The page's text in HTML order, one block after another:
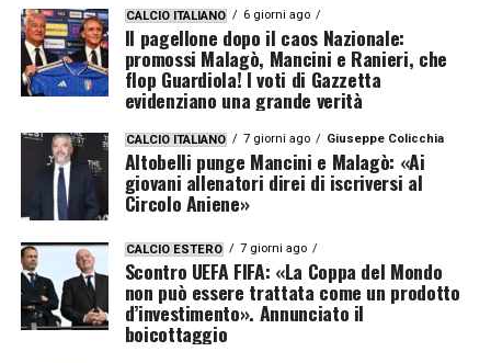
CALCIO ITALIANO 6 giorni ago
Il pagellone dopo il caos Nazionale:
promossi Malagò, Mancini e Ranieri, che
flop Guardiola! I voti di Gazzetta
evidenziano una grande verità
CALCIO ITALIANO 7 giorni ago Giuseppe Colicchia
Altobelli punge Mancini e Malagò: «Ai
giovani allenatori direi di iscriversi al
Circolo Aniene»
CALCIO ESTERO 7 giorni ago
Scontro UEFA FIFA: «La Coppa del Mondo
non può essere trattata come un prodotto
d’investimento». Annunciato il
boicottaggio